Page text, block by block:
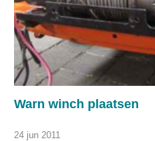
Warn winch plaatsen
24 jun 2011